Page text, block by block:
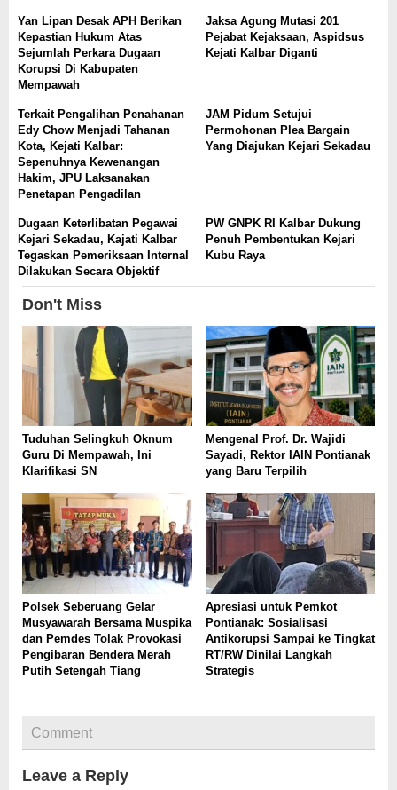
Yan Lipan Desak APH Berikan
Kepastian Hukum Atas
Sejumlah Perkara Dugaan
Korupsi Di Kabupaten
Mempawah
Jaksa Agung Mutasi 201
Pejabat Kejaksaan, Aspidsus
Kejati Kalbar Diganti
Terkait Pengalihan Penahanan
Edy Chow Menjadi Tahanan
Kota, Kejati Kalbar:
Sepenuhnya Kewenangan
Hakim, JPU Laksanakan
Penetapan Pengadilan
JAM Pidum Setujui
Permohonan Plea Bargain
Yang Diajukan Kejari Sekadau
Dugaan Keterlibatan Pegawai
Kejari Sekadau, Kajati Kalbar
Tegaskan Pemeriksaan Internal
Dilakukan Secara Objektif
PW GNPK RI Kalbar Dukung
Penuh Pembentukan Kejari
Kubu Raya
Don't Miss
Tuduhan Selingkuh Oknum
Guru Di Mempawah, Ini
Klarifikasi SN
Mengenal Prof. Dr. Wajidi
Sayadi, Rektor IAIN Pontianak
yang Baru Terpilih
Polsek Seberuang Gelar
Musyawarah Bersama Muspika
dan Pemdes Tolak Provokasi
Pengibaran Bendera Merah
Putih Setengah Tiang
Apresiasi untuk Pemkot
Pontianak: Sosialisasi
Antikorupsi Sampai ke Tingkat
RT/RW Dinilai Langkah
Strategis
Comment
Leave a Reply